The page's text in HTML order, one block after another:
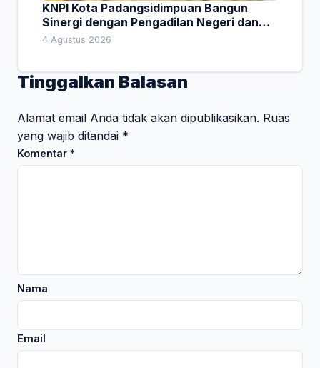
KNPI Kota Padangsidimpuan Bangun
Sinergi dengan Pengadilan Negeri dan
DPRD
4 Agustus 2026
Tinggalkan Balasan
Alamat email Anda tidak akan dipublikasikan. Ruas
yang wajib ditandai *
Komentar *
Nama
Email